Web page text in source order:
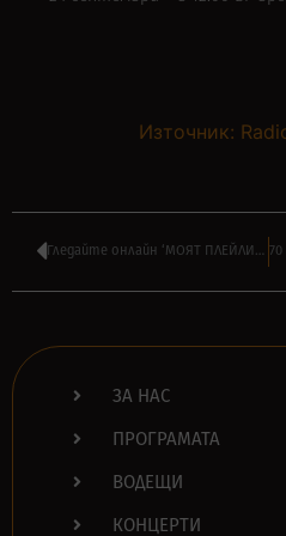
Източник:
Гледайте онлайн ‘МОЯТ ПЛЕЙЛИСТ’ с любимата музика на АНТОНИ ДОНЧЕВ
ЗА НАС
ПРОГРАМАТА
ВОДЕЩИ
КОНЦЕРТИ